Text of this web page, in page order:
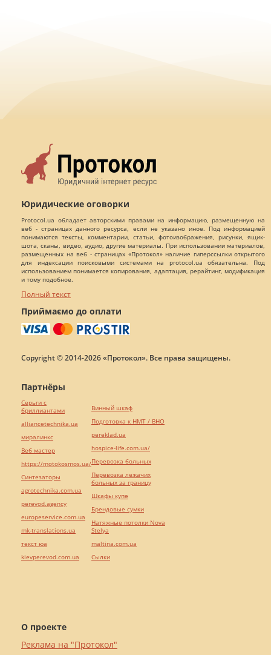
Юридические оговорки
Protocol.ua обладает авторскими правами на информацию, размещенную на
веб - страницах данного ресурса, если не указано иное. Под информацией
понимаются тексты, комментарии, статьи, фотоизображения, рисунки, ящик-
шота, сканы, видео, аудио, другие материалы. При использовании материалов,
размещенных на веб - страницах «Протокол» наличие гиперссылки открытого
для индексации поисковыми системами на protocol.ua обязательна. Под
использованием понимается копирования, адаптация, рерайтинг, модификация
и тому подобное.
Полный текст
Приймаємо до оплати
Copyright © 2014-2026 «Протокол». Все права защищены.
О проекте
Реклама на "Протокол"
Партнёры
Серьги с
бриллиантами
alliancetechnika.ua
миралинкс
Веб мастер
https://motokosmos.ua/
Синтезаторы
agrotechnika.com.ua
perevod.agency
europeservice.com.ua
mk-translations.ua
текст юа
kievperevod.com.ua
Винный шкаф
Подготовка к НМТ / ВНО
pereklad.ua
hospice-life.com.ua/
Перевозка больных
Перевозка лежачих
больных за границу
Шкафы купе
Брендовые сумки
Натяжные потолки Nova
Stelya
maltina.com.ua
Cылки